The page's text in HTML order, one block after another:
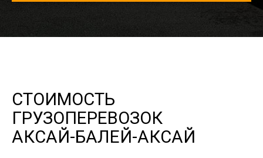
СТОИМОСТЬ
ГРУЗОПЕРЕВОЗОК
АКСАЙ-БАЛЕЙ-АКСАЙ